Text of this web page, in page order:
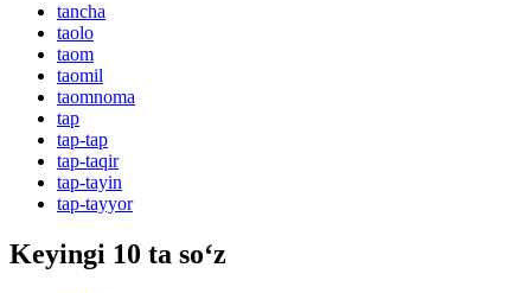
tancha
taolo
taom
taomil
taomnoma
tap
tap-tap
tap-taqir
tap-tayin
tap-tayyor
Keyingi 10 ta so‘z